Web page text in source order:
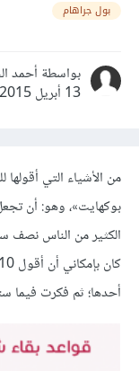
بول جراهام
بواسطة أحمد
13 أبريل 2015
من الأشياء التي
بوكهايت»، وهو: أن
الكثير من الناس نصف
أحدها؛ ثم فكرت فيما